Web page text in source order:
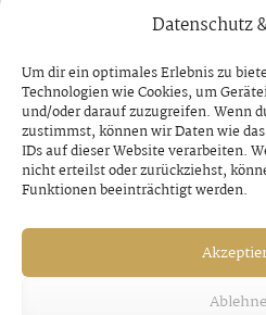
Datenschutz
Um dir ein optimales Erlebnis zu
Technologien wie Cookies, um
und/oder darauf zuzugreifen. Wenn
zustimmst, können wir Daten wie
IDs auf dieser Website verarbeiten.
nicht erteilst oder zurückziehst,
Funktionen beeinträchtigt werden.
Freitag, 7. August 2026